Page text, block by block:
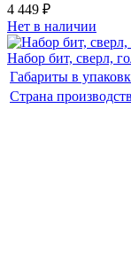
4 449 ₽
Нет в наличии
Набор бит, сверл,
Габариты в
Страна